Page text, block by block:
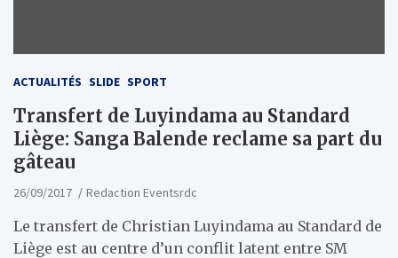
ACTUALITÉS SLIDE SPORT
Transfert de Luyindama au Standard
Liège: Sanga Balende reclame sa part du
gâteau
26/09/2017 Redaction Eventsrdc
Le transfert de Christian Luyindama au Standard de
Liège est au centre d’un conflit latent entre SM